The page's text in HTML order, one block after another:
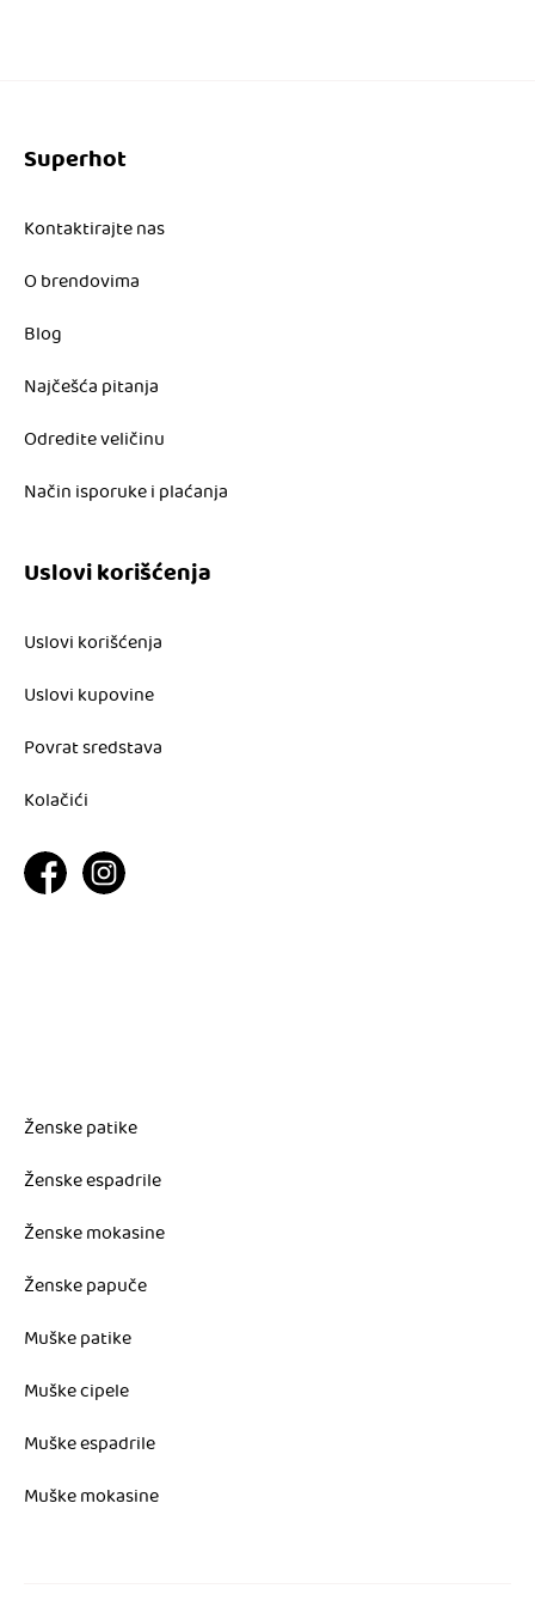
Superhot
Kontaktirajte nas
O brendovima
Blog
Najčešća pitanja
Odredite veličinu
Način isporuke i plaćanja
Uslovi korišćenja
Uslovi korišćenja
Uslovi kupovine
Povrat sredstava
Kolačići
Ženske patike
Ženske espadrile
Ženske mokasine
Ženske papuče
Muške patike
Muške cipele
Muške espadrile
Muške mokasine